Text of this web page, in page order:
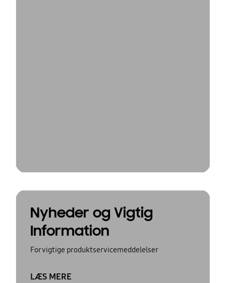
Nyheder og Vigtig
Information
For vigtige produktservicemeddelelser
LÆS MERE